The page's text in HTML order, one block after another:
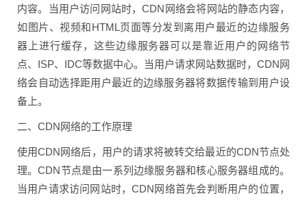
内容。当用户访问网站时，CDN网络会将网站的静态内容，
如图片、视频和HTML页面等分发到离用户最近的边缘服务
器上进行缓存，这些边缘服务器可以是靠近用户的网络节
点、ISP、IDC等数据中心。当用户请求网站数据时，CDN网
络会自动选择距用户最近的边缘服务器将数据传输到用户设
备上。
二、CDN网络的工作原理
使用CDN网络后，用户的请求将被转交给最近的CDN节点处
理。CDN节点是由一系列边缘服务器和核心服务器组成的。
当用户请求访问网站时，CDN网络首先会判断用户的位置，